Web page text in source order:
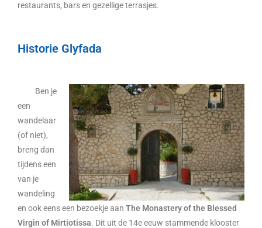
restaurants, bars en gezellige terrasjes.
Historie Glyfada
Ben je
een
wandelaar
(of niet),
breng dan
tijdens een
van je
wandeling
en ook eens een bezoekje aan The Monastery of the Blessed
Virgin of Mirtiotissa. Dit uit de 14e eeuw stammende klooster